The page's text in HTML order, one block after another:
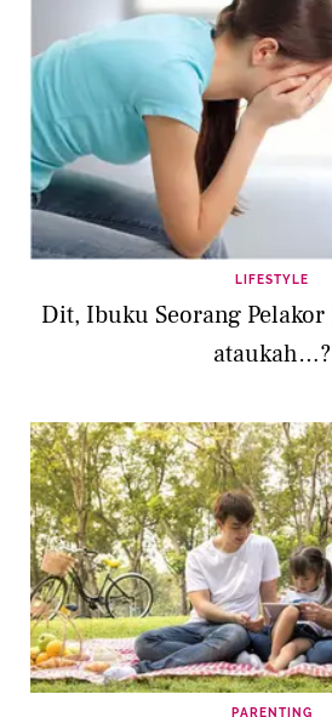
LIFESTYLE
Dit, Ibuku Seorang
ataukah…?
PARENTING